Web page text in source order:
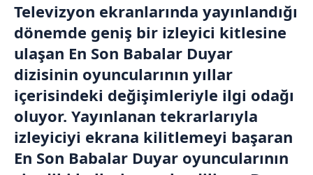
Televizyon ekranlarında yayınlandığı
dönemde geniş bir izleyici kitlesine
ulaşan En Son Babalar Duyar
dizisinin oyuncularının yıllar
içerisindeki değişimleriyle ilgi odağı
oluyor. Yayınlanan tekrarlarıyla
izleyiciyi ekrana kilitlemeyi başaran
En Son Babalar Duyar oyuncularının